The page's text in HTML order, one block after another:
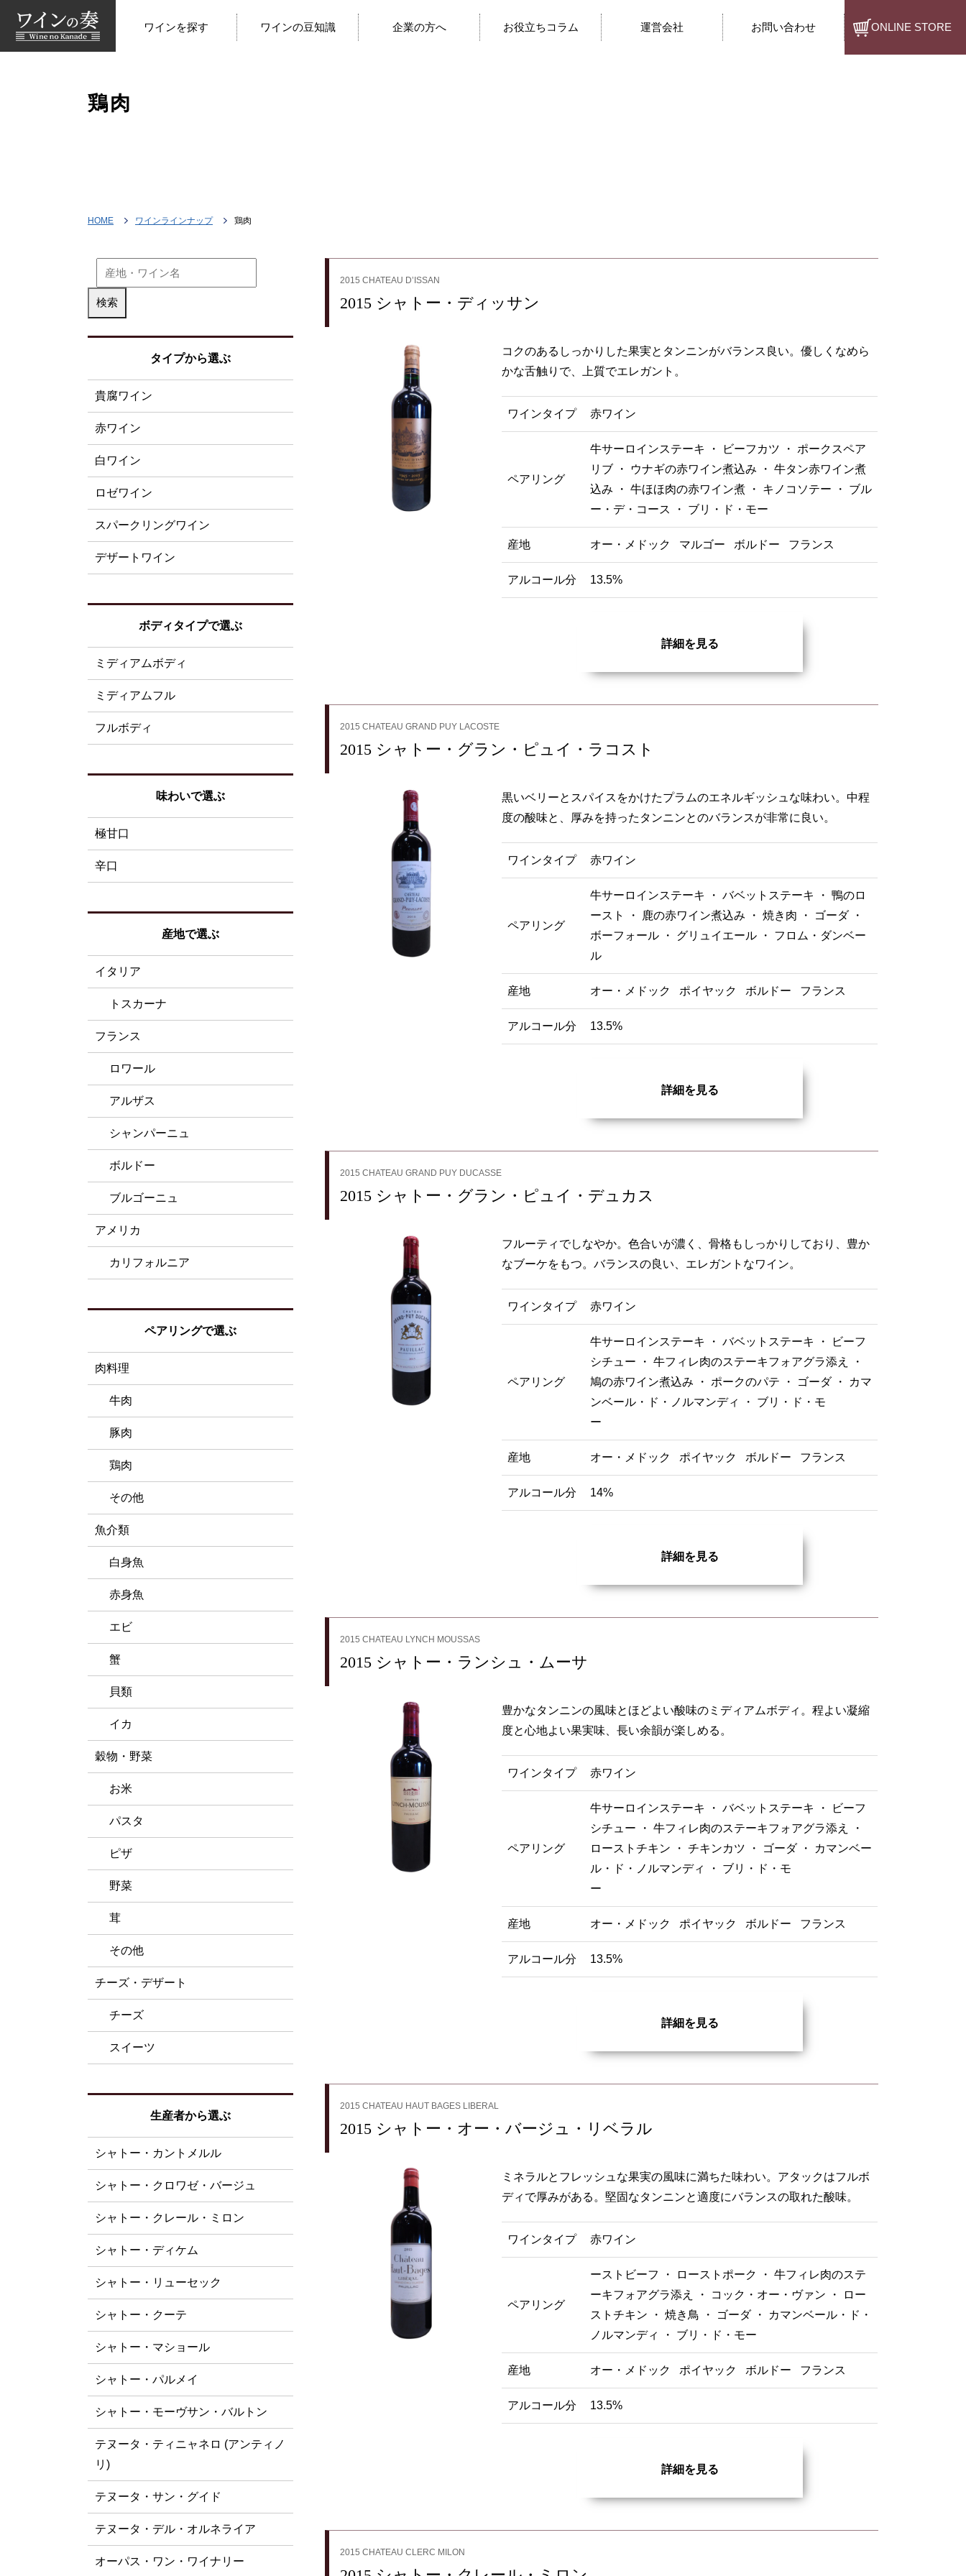
ワインを探す ワインの豆知識 企業の方へ お役立ちコラム 運営会社 お問い合わせ ONLINE STORE
鶏肉
HOME ワインラインナップ 鶏肉
2015 CHATEAU D’ISSAN
2015 シャトー・ディッサン
コクのあるしっかりした果実とタンニンがバランス良い。優しくなめら
かな舌触りで、上質でエレガント。
ワインタイプ 赤ワイン
ペアリング
牛サーロインステーキ ・ ビーフカツ ・ ポークスペア
リブ ・ ウナギの赤ワイン煮込み ・ 牛タン赤ワイン煮
込み ・ 牛ほほ肉の赤ワイン煮 ・ キノコソテー ・ ブル
ー・デ・コース ・ ブリ・ド・モー
産地 オー・メドック マルゴー ボルドー フランス
アルコール分 13.5%
詳細を見る
2015 CHATEAU GRAND PUY LACOSTE
2015 シャトー・グラン・ピュイ・ラコスト
黒いベリーとスパイスをかけたプラムのエネルギッシュな味わい。中程
度の酸味と、厚みを持ったタンニンとのバランスが非常に良い。
ワインタイプ 赤ワイン
ペアリング
牛サーロインステーキ ・ バベットステーキ ・ 鴨のロ
ースト ・ 鹿の赤ワイン煮込み ・ 焼き肉 ・ ゴーダ ・
ボーフォール ・ グリュイエール ・ フロム・ダンベー
ル
産地 オー・メドック ポイヤック ボルドー フランス
アルコール分 13.5%
詳細を見る
2015 CHATEAU GRAND PUY DUCASSE
2015 シャトー・グラン・ピュイ・デュカス
フルーティでしなやか。色合いが濃く、骨格もしっかりしており、豊か
なブーケをもつ。バランスの良い、エレガントなワイン。
ワインタイプ 赤ワイン
ペアリング
牛サーロインステーキ ・ バベットステーキ ・ ビーフ
シチュー ・ 牛フィレ肉のステーキフォアグラ添え ・
鳩の赤ワイン煮込み ・ ポークのパテ ・ ゴーダ ・ カマ
ンベール・ド・ノルマンディ ・ ブリ・ド・モ
ー
産地 オー・メドック ポイヤック ボルドー フランス
アルコール分 14%
詳細を見る
2015 CHATEAU LYNCH MOUSSAS
2015 シャトー・ランシュ・ムーサ
豊かなタンニンの風味とほどよい酸味のミディアムボディ。程よい凝縮
度と心地よい果実味、長い余韻が楽しめる。
ワインタイプ 赤ワイン
ペアリング
牛サーロインステーキ ・ バベットステーキ ・ ビーフ
シチュー ・ 牛フィレ肉のステーキフォアグラ添え ・
ローストチキン ・ チキンカツ ・ ゴーダ ・ カマンベー
ル・ド・ノルマンディ ・ ブリ・ド・モ
ー
産地 オー・メドック ポイヤック ボルドー フランス
アルコール分 13.5%
詳細を見る
2015 CHATEAU HAUT BAGES LIBERAL
2015 シャトー・オー・バージュ・リベラル
ミネラルとフレッシュな果実の風味に満ちた味わい。アタックはフルボ
ディで厚みがある。堅固なタンニンと適度にバランスの取れた酸味。
ワインタイプ 赤ワイン
ペアリング
ーストビーフ ・ ローストポーク ・ 牛フィレ肉のステ
ーキフォアグラ添え ・ コック・オー・ヴァン ・ ロー
ストチキン ・ 焼き鳥 ・ ゴーダ ・ カマンベール・ド・
ノルマンディ ・ ブリ・ド・モー
産地 オー・メドック ポイヤック ボルドー フランス
アルコール分 13.5%
詳細を見る
2015 CHATEAU CLERC MILON
タイプから選ぶ
貴腐ワイン
赤ワイン
白ワイン
ロゼワイン
スパークリングワイン
デザートワイン
ボディタイプで選ぶ
ミディアムボディ
ミディアムフル
フルボディ
味わいで選ぶ
極甘口
辛口
産地で選ぶ
イタリア
トスカーナ
フランス
ロワール
アルザス
シャンパーニュ
ボルドー
ブルゴーニュ
アメリカ
カリフォルニア
ペアリングで選ぶ
肉料理
牛肉
豚肉
鶏肉
その他
魚介類
白身魚
赤身魚
エビ
蟹
貝類
イカ
穀物・野菜
お米
パスタ
ピザ
野菜
茸
その他
チーズ・デザート
チーズ
スイーツ
生産者から選ぶ
シャトー・カントメルル
シャトー・クロワゼ・バージュ
シャトー・クレール・ミロン
シャトー・ディケム
シャトー・リューセック
シャトー・クーテ
シャトー・マショール
シャトー・パルメイ
シャトー・モーヴサン・バルトン
テヌータ・ティニャネロ (アンティノ
リ)
テヌータ・サン・グイド
テヌータ・デル・オルネライア
オーパス・ワン・ワイナリー